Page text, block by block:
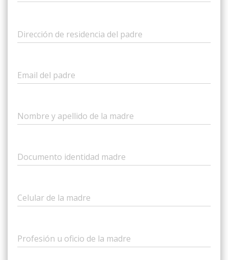
Dirección de residencia del padre
Email del padre
Nombre y apellido de la madre
Documento identidad madre
Celular de la madre
Profesión u oficio de la madre